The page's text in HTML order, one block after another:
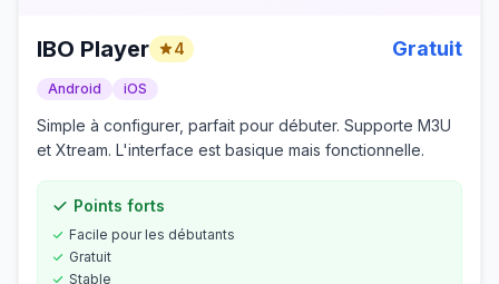
IBO Player 4 Gratuit
Android iOS
Simple à configurer, parfait pour débuter. Supporte M3U
et Xtream. L'interface est basique mais fonctionnelle.
Points forts
Facile pour les débutants
Gratuit
Stable